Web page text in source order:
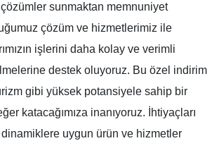
sunmaktan memnuniyet
çözüm ve hizmetlerimiz ile
işlerini daha kolay ve verimli
destek oluyoruz. Bu özel indirim
gibi yüksek potansiyele sahip bir
katacağımıza inanıyoruz. İhtiyaçları
uygun ürün ve hizmetler